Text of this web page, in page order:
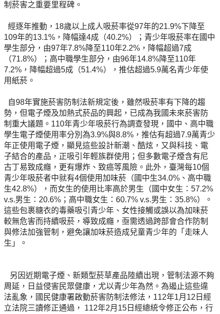
制菸害之重要里程碑。
經逐年推動，18歲以上成人吸菸率從97年的21.9%下降至
109年的13.1%，降幅達4成（40.2%）；青少年吸菸率在國中
學生部分，由97年7.8%降至110年2.2%，降幅超過7成
（71.8%）；高中職學生部分，由96年14.8%降至110年
7.2%，降幅超過5成（51.4%），推估超過5.9萬名青少年使
用紙菸。
自98年實施菸害防制法新規定後，雖然吸菸率有下降的趨
勢，但電子煙及加熱式菸品的興起，已成為我國未來菸害防
制重大議題。110年青少年吸菸行為調查發現，國中、高中職
學生電子煙使用率分別為3.9%與8.8%，推估有超過7.9萬青少
年正使用電子煙，顯見這些設計新潮、酷炫，又與科技、電
子結合的產品，正吸引年輕族群使用；但多數電子煙含有尼
古丁易致成癮，更有爆炸、致癌等風險。此外，臺灣每10個
青少年吸菸者中就有4個使用加味菸（國中生34.0%、高中職
生42.8%），而女生的使用比率高於男生（國中女生：57.2%
v.s.男生：20.6%；高中職女生：60.7% v.s.男生：35.8%）。
這些包裹糖衣的毒藥吸引青少年、女性接觸或誤以為加味菸
較無危害而持續吸菸，導致成癮，亟需透過跨部會合作防制
與修法加強管制，避免讓加味菸造成兒童青少年的「走味人
生」。
另因近期電子煙、新類型菸草產品陸續出現，管制法源不夠
周延，日益侵害民眾健康，尤以青少年為然。為遏止這些違
法亂象，國民健康署啟動菸害防制法修法，112年1月12日經
立法院三讀修正通過， 112年2月15日經總統令修正公布，行